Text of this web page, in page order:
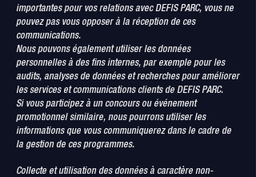
importantes pour vos relations avec DEFIS PARC, vous ne
pouvez pas vous opposer à la réception de ces
communications.
Nous pouvons également utiliser les données
personnelles à des fins internes, par exemple pour les
audits, analyses de données et recherches pour améliorer
les services et communications clients de DEFIS PARC.
Si vous participez à un concours ou événement
promotionnel similaire, nous pourrons utiliser les
informations que vous communiquerez dans le cadre de
la gestion de ces programmes.
Collecte et utilisation des données à caractère non-